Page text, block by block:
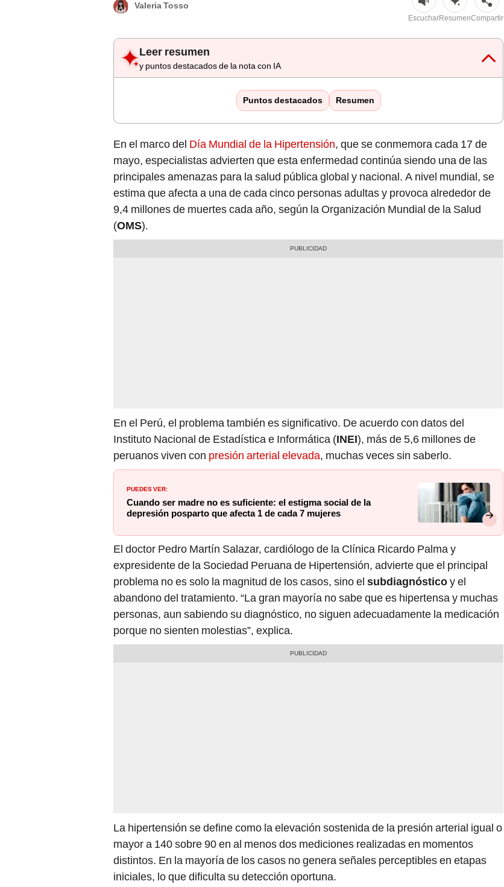
Valeria Tosso
EscucharResumenCompartir
Leer resumen
y puntos destacados de la nota con IA
Puntos destacados Resumen
En el marco del Día Mundial de la Hipertensión, que se conmemora cada 17 de
mayo, especialistas advierten que esta enfermedad continúa siendo una de las
principales amenazas para la salud pública global y nacional. A nivel mundial, se
estima que afecta a una de cada cinco personas adultas y provoca alrededor de
9,4 millones de muertes cada año, según la Organización Mundial de la Salud
(OMS).
En el Perú, el problema también es significativo. De acuerdo con datos del
Instituto Nacional de Estadística e Informática (INEI), más de 5,6 millones de
peruanos viven con presión arterial elevada, muchas veces sin saberlo.
PUEDES VER:
Cuando ser madre no es suficiente: el estigma social de la
depresión posparto que afecta 1 de cada 7 mujeres
El doctor Pedro Martín Salazar, cardiólogo de la Clínica Ricardo Palma y
expresidente de la Sociedad Peruana de Hipertensión, advierte que el principal
problema no es solo la magnitud de los casos, sino el subdiagnósticoy el
abandono del tratamiento. “La gran mayoría no sabe que es hipertensa y muchas
personas, aun sabiendo su diagnóstico, no siguen adecuadamente la medicación
porque no sienten molestias”, explica.
La hipertensión se define como la elevación sostenida de la presión arterial igual o
mayor a 140 sobre 90 en al menos dos mediciones realizadas en momentos
distintos. En la mayoría de los casos no genera señales perceptibles en etapas
iniciales, lo que dificulta su detección oportuna.